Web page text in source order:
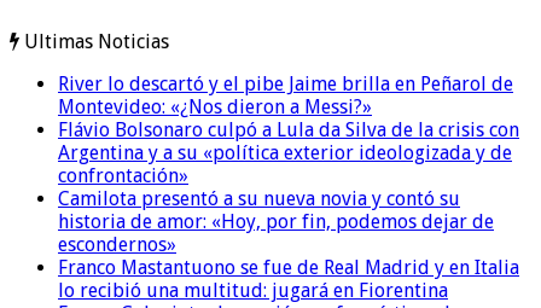
Ultimas Noticias
River lo descartó y el pibe Jaime brilla en Peñarol de
Montevideo: «¿Nos dieron a Messi?»
Flávio Bolsonaro culpó a Lula da Silva de la crisis con
Argentina y a su «política exterior ideologizada y de
confrontación»
Camilota presentó a su nueva novia y contó su
historia de amor: «Hoy, por fin, podemos dejar de
escondernos»
Franco Mastantuono se fue de Real Madrid y en Italia
lo recibió una multitud: jugará en Fiorentina